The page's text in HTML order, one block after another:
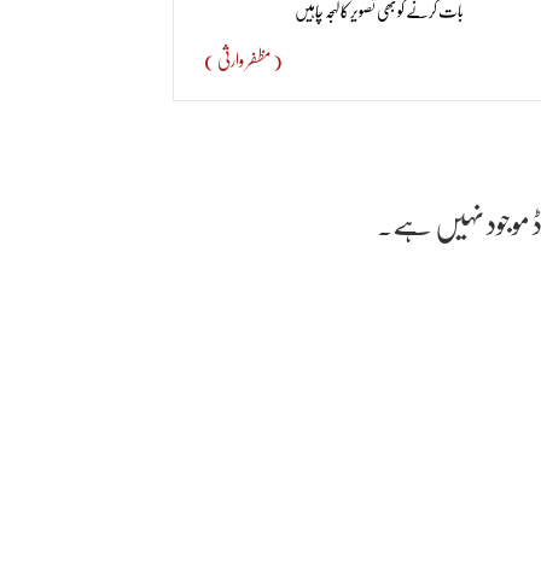
جاتے ہیں اس سے کہیں بڑے غزل گوشاع رہیں مگرتنگ نظر
ان کاذکرنہیں ملتا۔گزرے پچاس سالوں میں اب تک
ملتا۔ مکمل طورپرنظر اندازکیاجاتا رہاہے۔ یہی وجہ ہے
بات کرنے کو بھی تصویر کا لہجہ چاہیں
( مظفر وارثی )
موجود نہیں ہے۔